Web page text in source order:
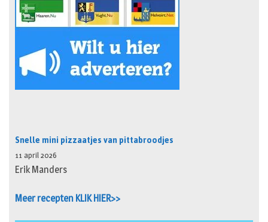
Snelle mini pizzaatjes van pittabroodjes
11 april 2026
Erik Manders
Meer recepten KLIK HIER>>